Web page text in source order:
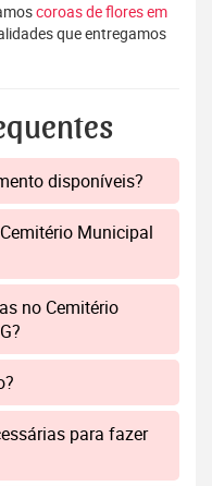
coroas de flores em
que entregamos
disponíveis?
Municipal
no Cemitério
para fazer